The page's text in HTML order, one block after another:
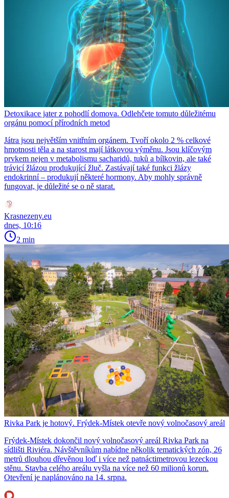
Detoxikace jater z pohodlí domova. Odlehčete tomuto důležitému
orgánu pomocí přírodních metod
Játra jsou největším vnitřním orgánem. Tvoří okolo 2 % celkové
hmotnosti těla a na starost mají látkovou výměnu. Jsou klíčovým
prvkem nejen v metabolismu sacharidů, tuků a bílkovin, ale také
trávicí žlázou produkující žluč. Zastávají také funkci žlázy
endokrinní – produkují některé hormony. Aby mohly správně
fungovat, je důležité se o ně starat.
Krasnezeny.eu
dnes, 10:16
2 min
Rivka Park je hotový. Frýdek-Místek otevře nový volnočasový areál
Frýdek-Místek dokončil nový volnočasový areál Rivka Park na
sídlišti Riviéra. Návštěvníkům nabídne několik tematických zón, 26
metrů dlouhou dřevěnou loď i více než patnáctimetrovou lezeckou
stěnu. Stavba celého areálu vyšla na více než 60 milionů korun.
Otevření je naplánováno na 14. srpna.